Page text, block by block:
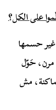
على الكل؟
حسمها
حَوّل
مش